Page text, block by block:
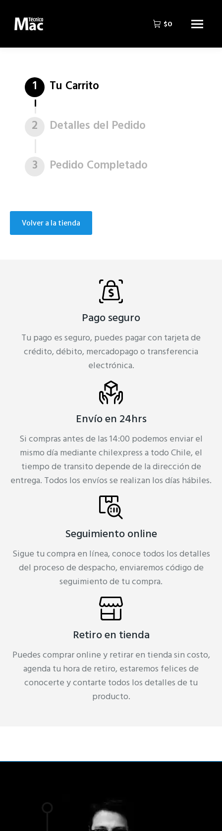
$0
Tu Carrito
1
Detalles del Pedido
2
Pedido Completado
3
Volver a la tienda
Pago seguro
Tu pago es seguro, puedes pagar con tarjeta de
crédito, débito, mercadopago o transferencia
electrónica.
Envío en 24hrs
Si compras antes de las 14:00 podemos enviar el
mismo día mediante chilexpress a todo Chile, el
tiempo de transito depende de la dirección de
entrega. Todos los envíos se realizan los días hábiles.
Seguimiento online
Sigue tu compra en línea, conoce todos los detalles
del proceso de despacho, enviaremos código de
seguimiento de tu compra.
Retiro en tienda
Puedes comprar online y retirar en tienda sin costo,
agenda tu hora de retiro, estaremos felices de
conocerte y contarte todos los detalles de tu
producto.